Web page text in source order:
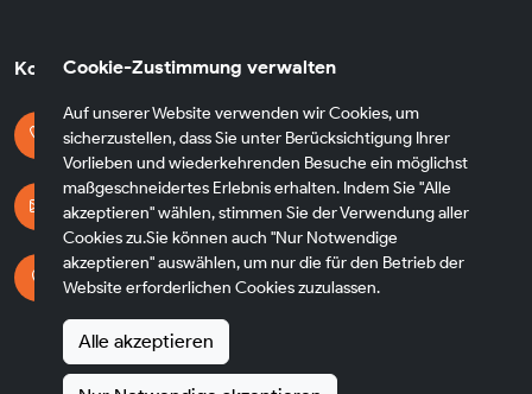
Cookie-Zustimmung verwalten
Auf unserer Website verwenden wir Cookies, um
sicherzustellen, dass Sie unter Berücksichtigung Ihrer
Vorlieben und wiederkehrenden Besuche ein möglichst
maßgeschneidertes Erlebnis erhalten. Indem Sie "Alle
akzeptieren" wählen, stimmen Sie der Verwendung aller
Cookies zu.Sie können auch "Nur Notwendige
akzeptieren" auswählen, um nur die für den Betrieb der
Website erforderlichen Cookies zuzulassen.
Alle akzeptieren
Kontaktdaten
Kontaktieren Sie uns
+49 174 8790930
E-mail Adresse
info@fh-transfer.de
Adresse
Heppenheimer Str. 56
65428 Rüsselsheim am Main
Germany